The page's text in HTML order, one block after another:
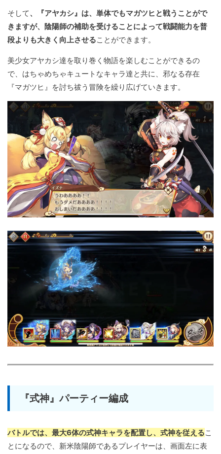
そして、『アヤカシ』は、単体でもマガツヒと戦うことがで
きますが、陰陽師の補助を受けることによって戦闘能力を普
段よりも大きく向上させることができます。
美少女アヤカシ達を取り巻く物語を楽しむことができるの
で、はちゃめちゃキュートなキャラ達と共に、邪なる存在
『マガツヒ』を討ち祓う冒険を繰り広げていきます。
『式神』パーティー編成
バトルでは、最大6体の式神キャラを配置し、式神を従えるこ
とになるので、新米陰陽師であるプレイヤーは、画面左に表